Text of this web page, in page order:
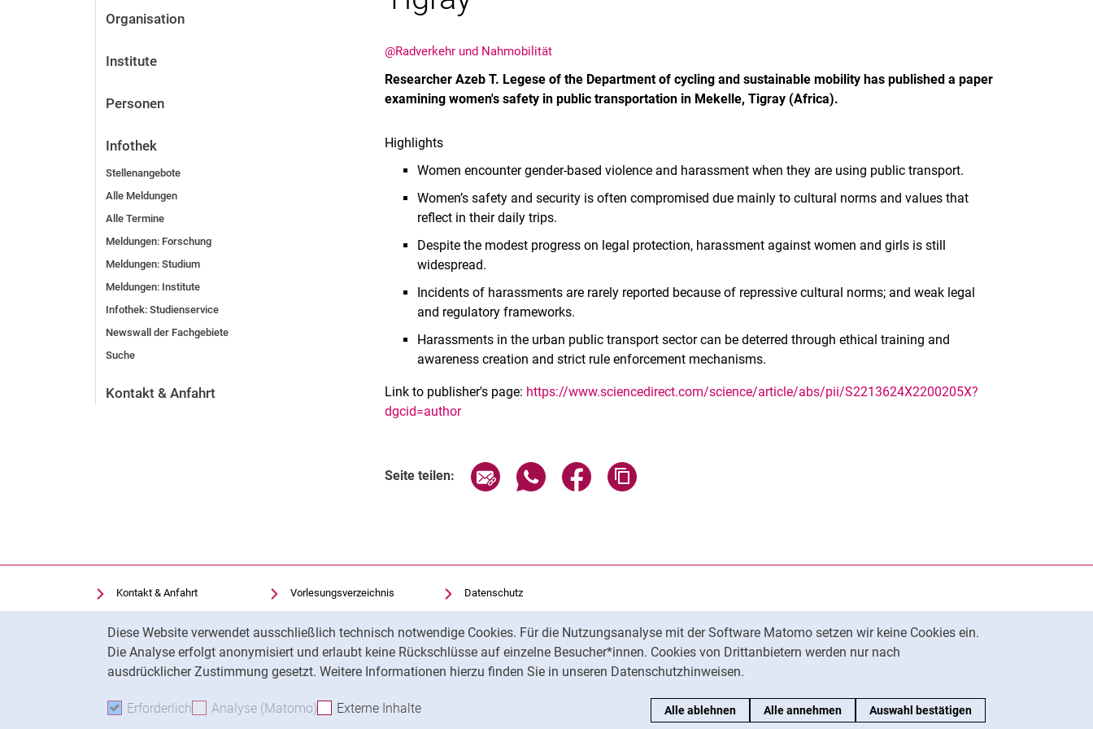
Diese Website verwendet ausschließlich technisch notwendige Cookies. Für die Nutzungsanalyse mit der Software Matomo setzen wir keine Cookies ein.
Die Analyse erfolgt anonymisiert und erlaubt keine Rückschlüsse auf einzelne Besucher*innen. Cookies von Drittanbietern werden nur nach
ausdrücklicher Zustimmung gesetzt. Weitere Informationen hierzu finden Sie in unseren Datenschutzhinweisen.
Erforderlich Erforderliche Cookies akzeptieren
Analyse (Matomo) Analyse-Cookies akzeptieren
Externe Inhalte Alle ablehnen Alle annehmen Auswahl bestätigen
Organisation
Institute
Personen
Infothek
Stellenangebote
Alle Meldungen
Alle Termine
Meldungen: Forschung
Meldungen: Stu­di­um
Meldungen: Institute
Infothek: Studienservice
Newswall der Fachgebiete
Suche
Kontakt & Anfahrt
@Radverkehr und Nahmobilität
Researcher Azeb T. Legese of the Department of cycling and sustainable mobility has published a paper
examining women's safety in public transportation in Mekelle, Tigray (Africa).
Highlights
Women encounter gender-based violence and harassment when they are using public transport.
Women’s safety and security is often compromised due mainly to cultural norms and values that
reflect in their daily trips.
Despite the modest progress on legal protection, harassment against women and girls is still
widespread.
Incidents of harassments are rarely reported because of repressive cultural norms; and weak legal
and regulatory frameworks.
Harassments in the urban public transport sector can be deterred through ethical training and
awareness creation and strict rule enforcement mechanisms.
Link to publisher's page: https://www.sciencedirect.com/science/article/abs/pii/S2213624X2200205X?
dgcid=author
Seite teilen: Seite über E-Mail teilen
Seite über WhatsApp teilen (externer Link, öffnet neues Fenster)
Seite über Facebook teilen (externer Link, öffnet neues Fenster)
Kontakt & Anfahrt
Einrichtungen suchen
Stellenangebote
Cookie-Einstellungen
Vorlesungsverzeichnis
Uni-Bibliothek
Moodle
Panopto
Datenschutz
Barrierefreiheit
Transparenter KI-Einsatz
Impressum